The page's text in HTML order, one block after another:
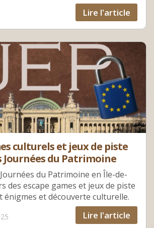
Lire l'article
culturels et jeux de piste
Journées du Patrimoine
du Patrimoine en Île-de-
des escape games et jeux de piste
énigmes et découverte culturelle.
Lire l'article